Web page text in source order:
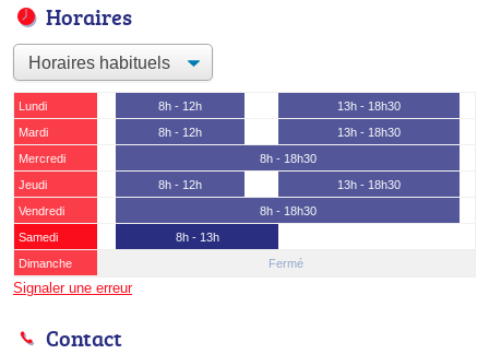
Horaires
Lundi 8h - 12h
13h - 18h30
Mardi
8h - 12h
13h - 18h30
Mercredi
8h - 18h30
Jeudi
8h - 12h
13h - 18h30
Vendredi
8h - 18h30
Samedi
8h - 13h
Dimanche
Fermé
Signaler une erreur
Contact